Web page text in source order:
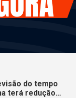
do tempo
terá redução